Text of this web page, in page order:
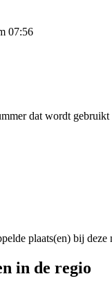
07:56
dat wordt
plaats(en) bij deze
in de regio